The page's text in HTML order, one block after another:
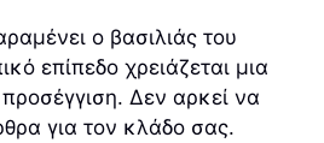
ο βασιλιάς του
επίπεδο χρειάζεται μια
προσέγγιση. Δεν αρκεί να
για τον κλάδο σας.